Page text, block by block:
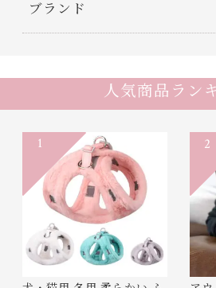
ブランド
人気商品ラン
1 2